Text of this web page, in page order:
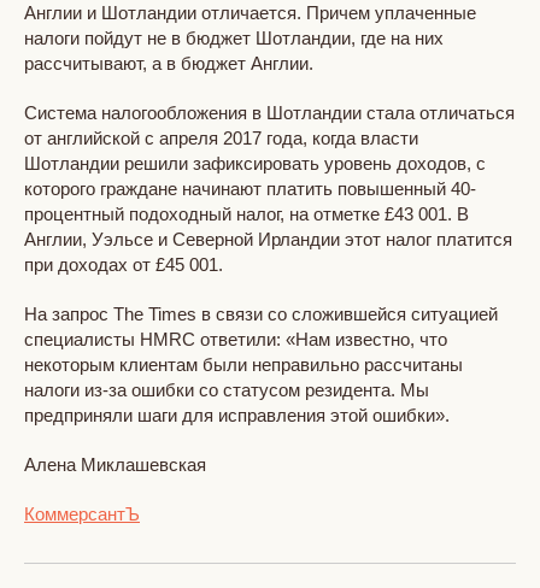
Англии и Шотландии отличается. Причем уплаченные
налоги пойдут не в бюджет Шотландии, где на них
рассчитывают, а в бюджет Англии.
Система налогообложения в Шотландии стала отличаться
от английской с апреля 2017 года, когда власти
Шотландии решили зафиксировать уровень доходов, с
которого граждане начинают платить повышенный 40-
процентный подоходный налог, на отметке £43 001. В
Англии, Уэльсе и Северной Ирландии этот налог платится
при доходах от £45 001.
На запрос The Times в связи со сложившейся ситуацией
специалисты HMRC ответили: «Нам известно, что
некоторым клиентам были неправильно рассчитаны
налоги из-за ошибки со статусом резидента. Мы
предприняли шаги для исправления этой ошибки».
Алена Миклашевская
КоммерсантЪ